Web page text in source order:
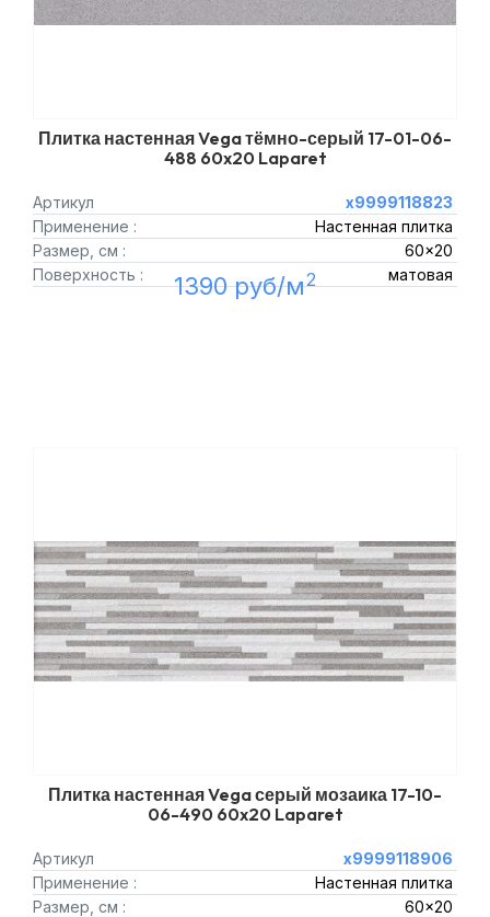
Плитка настенная Vega тёмно-серый 17-01-06-
488 60x20 Laparet
Артикул
х9999118823
Применение :
Настенная плитка
Размер, см :
60x20
Поверхность :
матовая
1390 руб/м2
Плитка настенная Vega серый мозаика 17-10-
06-490 60x20 Laparet
Артикул
х9999118906
Применение :
Настенная плитка
Размер, см :
60x20